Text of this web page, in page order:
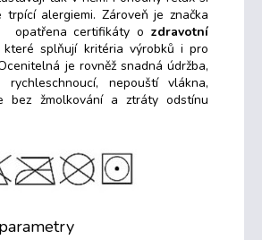
alergiemi. Zároveň je značka
opatřena certifikáty o zdravotní
které splňují kritéria výrobků i pro
je rovněž snadná údržba,
nepouští vlákna,
bez žmolkování a ztráty odstínu